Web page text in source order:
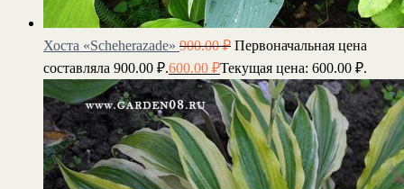
Хоста «Scheherazade» 900.00₽ Первоначальная цена
составляла 900.00 ₽.600.00 ₽Текущая цена: 600.00 ₽.